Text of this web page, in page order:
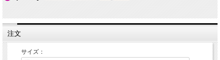
注文
サイズ：